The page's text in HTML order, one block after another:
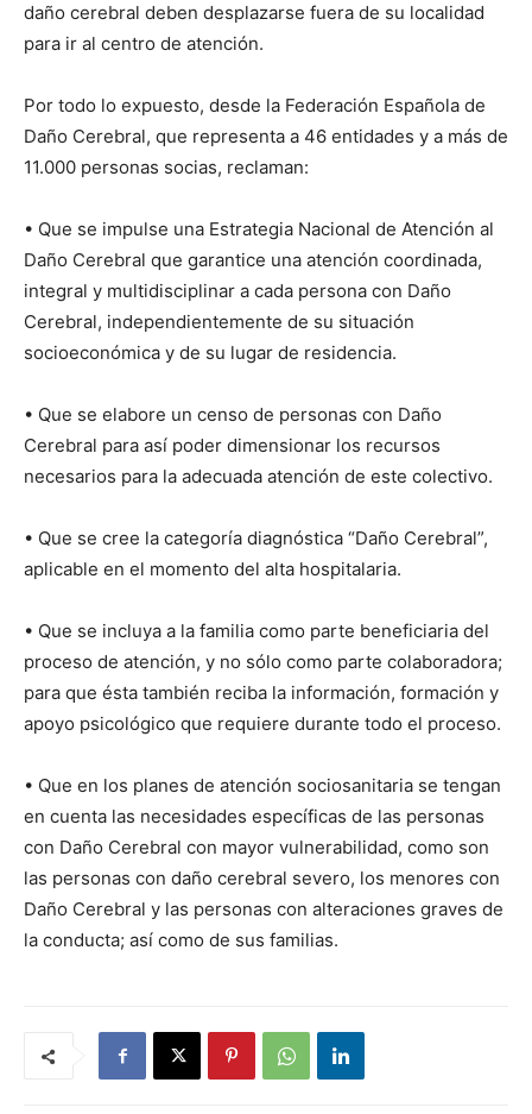
daño cerebral deben desplazarse fuera de su localidad
para ir al centro de atención.
Por todo lo expuesto, desde la Federación Española de
Daño Cerebral, que representa a 46 entidades y a más de
11.000 personas socias, reclaman:
• Que se impulse una Estrategia Nacional de Atención al
Daño Cerebral que garantice una atención coordinada,
integral y multidisciplinar a cada persona con Daño
Cerebral, independientemente de su situación
socioeconómica y de su lugar de residencia.
• Que se elabore un censo de personas con Daño
Cerebral para así poder dimensionar los recursos
necesarios para la adecuada atención de este colectivo.
• Que se cree la categoría diagnóstica “Daño Cerebral”,
aplicable en el momento del alta hospitalaria.
• Que se incluya a la familia como parte beneficiaria del
proceso de atención, y no sólo como parte colaboradora;
para que ésta también reciba la información, formación y
apoyo psicológico que requiere durante todo el proceso.
• Que en los planes de atención sociosanitaria se tengan
en cuenta las necesidades específicas de las personas
con Daño Cerebral con mayor vulnerabilidad, como son
las personas con daño cerebral severo, los menores con
Daño Cerebral y las personas con alteraciones graves de
la conducta; así como de sus familias.